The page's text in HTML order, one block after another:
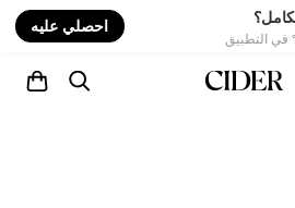
احصلي عليه